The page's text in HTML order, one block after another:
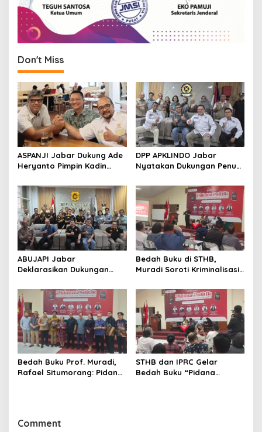
Don't Miss
ASPANJI Jabar Dukung Ade
Heryanto Pimpin Kadin
2026–2031
DPP APKLINDO Jabar
Nyatakan Dukungan Penuh
Muskot Kadin Kota
Bandung
ABUJAPI Jabar
Deklarasikan Dukungan
Muskot Kadin Kota
Bandung
Bedah Buku di STHB,
Muradi Soroti Kriminalisasi
Penegakan Hukum
Bedah Buku Prof. Muradi,
Rafael Situmorang: Pidana
STHB dan IPRC Gelar
Bedah Buku “Pidana
Comment